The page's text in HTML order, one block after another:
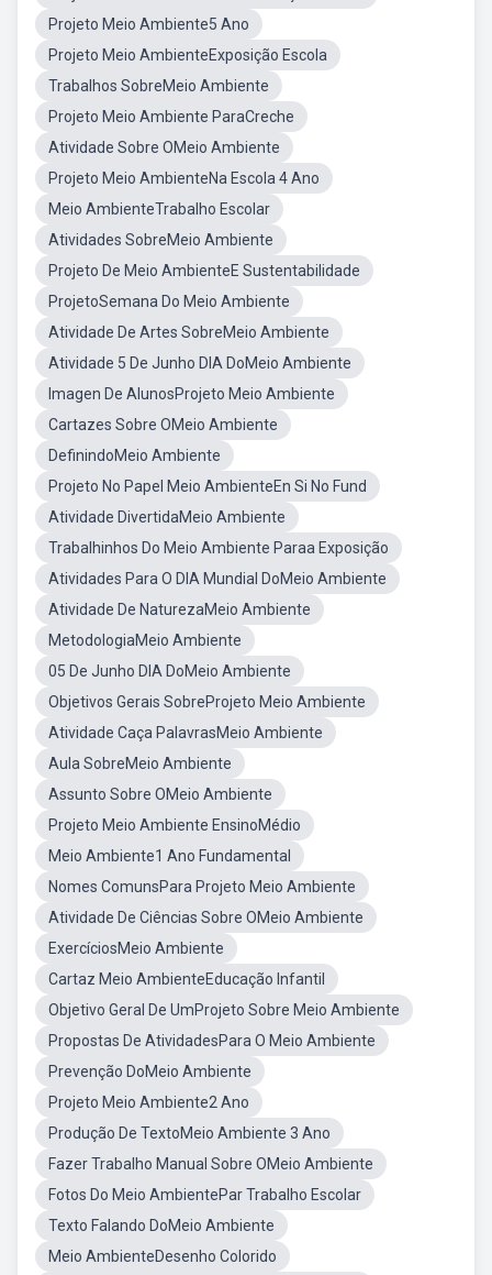
Projeto Meio Ambiente5 Ano
Projeto Meio AmbienteExposição Escola
Trabalhos SobreMeio Ambiente
Projeto Meio Ambiente ParaCreche
Atividade Sobre OMeio Ambiente
Projeto Meio AmbienteNa Escola 4 Ano
Meio AmbienteTrabalho Escolar
Atividades SobreMeio Ambiente
Projeto De Meio AmbienteE Sustentabilidade
ProjetoSemana Do Meio Ambiente
Atividade De Artes SobreMeio Ambiente
Atividade 5 De Junho DIA DoMeio Ambiente
Imagen De AlunosProjeto Meio Ambiente
Cartazes Sobre OMeio Ambiente
DefinindoMeio Ambiente
Projeto No Papel Meio AmbienteEn Si No Fund
Atividade DivertidaMeio Ambiente
Trabalhinhos Do Meio Ambiente Paraa Exposição
Atividades Para O DIA Mundial DoMeio Ambiente
Atividade De NaturezaMeio Ambiente
MetodologiaMeio Ambiente
05 De Junho DIA DoMeio Ambiente
Objetivos Gerais SobreProjeto Meio Ambiente
Atividade Caça PalavrasMeio Ambiente
Aula SobreMeio Ambiente
Assunto Sobre OMeio Ambiente
Projeto Meio Ambiente EnsinoMédio
Meio Ambiente1 Ano Fundamental
Nomes ComunsPara Projeto Meio Ambiente
Atividade De Ciências Sobre OMeio Ambiente
ExercíciosMeio Ambiente
Cartaz Meio AmbienteEducação Infantil
Objetivo Geral De UmProjeto Sobre Meio Ambiente
Propostas De AtividadesPara O Meio Ambiente
Prevenção DoMeio Ambiente
Projeto Meio Ambiente2 Ano
Produção De TextoMeio Ambiente 3 Ano
Fazer Trabalho Manual Sobre OMeio Ambiente
Fotos Do Meio AmbientePar Trabalho Escolar
Texto Falando DoMeio Ambiente
Meio AmbienteDesenho Colorido